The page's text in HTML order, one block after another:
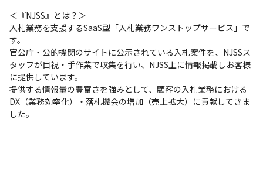
＜『NJSS』とは？＞
入札業務を支援するSaaS型「入札業務ワンストップサービス」で
す。
官公庁・公的機関のサイトに公示されている入札案件を、NJSSス
タッフが目視・手作業で収集を行い、NJSS上に情報掲載しお客様
に提供しています。
提供する情報量の豊富さを強みとして、顧客の入札業務における
DX（業務効率化）・落札機会の増加（売上拡大）に貢献してきま
した。